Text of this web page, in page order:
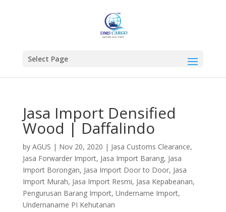
Select Page
Jasa Import Densified
Wood | Daffalindo
by AGUS | Nov 20, 2020 | Jasa Customs Clearance,
Jasa Forwarder Import, Jasa Import Barang, Jasa
Import Borongan, Jasa Import Door to Door, Jasa
Import Murah, Jasa Import Resmi, Jasa Kepabeanan,
Pengurusan Barang Import, Undername Import,
Undernaname PI Kehutanan